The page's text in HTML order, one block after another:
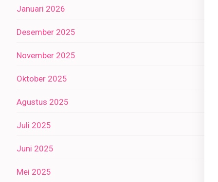
Januari 2026
Desember 2025
November 2025
Oktober 2025
Agustus 2025
Juli 2025
Juni 2025
Mei 2025